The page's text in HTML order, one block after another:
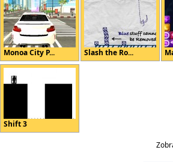
Monoa City P... Slash the Ro...
Shift 3